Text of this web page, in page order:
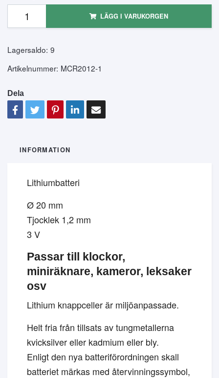
LÄGG I VARUKORGEN
Lagersaldo: 9
Artikelnummer: MCR2012-1
Dela
INFORMATION
Lithiumbatteri
Ø 20 mm
Tjocklek 1,2 mm
3 V
Passar till klockor,
miniräknare, kameror, leksaker
osv
Lithium knappceller är miljöanpassade.
Helt fria från tillsats av tungmetallerna
kvicksilver eller kadmium eller bly.
Enligt den nya batteriförordningen skall
batteriet märkas med återvinningssymbol,